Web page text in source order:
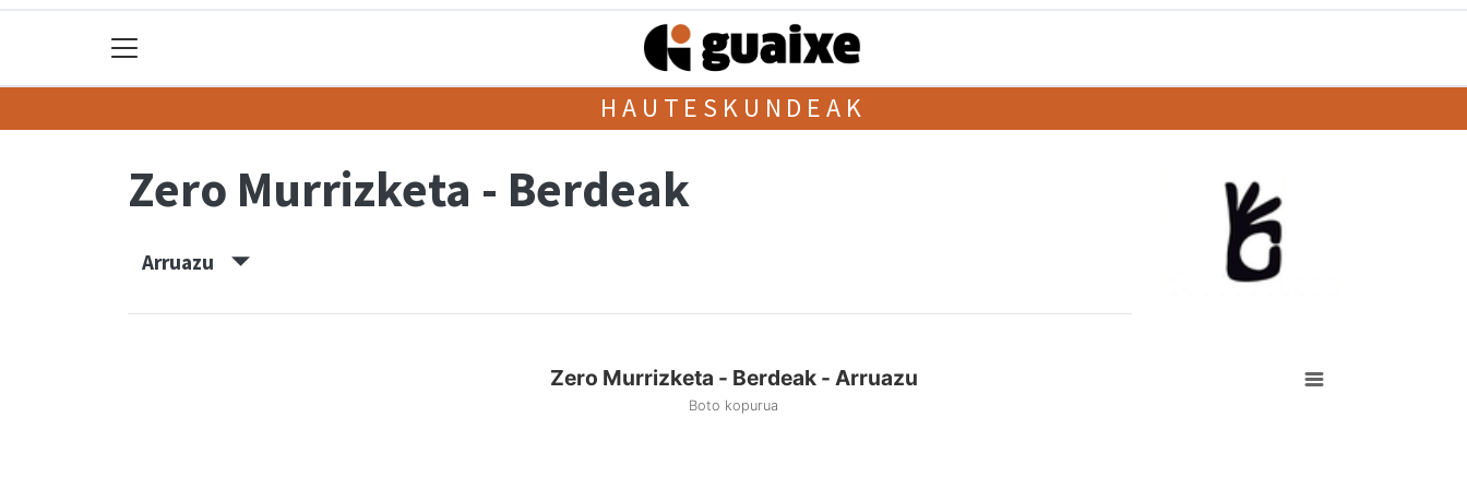
HAUTESKUNDEAK
Zero Murrizketa - Berdeak
Arruazu
Zero Murrizketa - Berdeak - Arruazu
Boto kopurua